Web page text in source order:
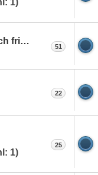
Rezepte gesucht - wer kocht auch frisch für seine hunde?
51
22
25